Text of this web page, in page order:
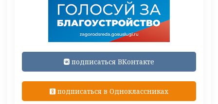
подписаться ВКонтакте
подписаться в Одноклассниках